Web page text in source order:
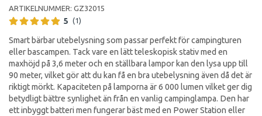
ARTIKELNUMMER: GZ32015
5 (1)
Smart bärbar utebelysning som passar perfekt för campingturen
eller bascampen. Tack vare en lätt teleskopisk stativ med en
maxhöjd på 3,6 meter och en ställbara lampor kan den lysa upp till
90 meter, vilket gör att du kan få en bra utebelysning även då det är
riktigt mörkt. Kapaciteten på lamporna är 6 000 lumen vilket ger dig
betydligt bättre synlighet än från en vanlig campinglampa. Den har
ett inbyggt batteri men fungerar bäst med en Power Station eller